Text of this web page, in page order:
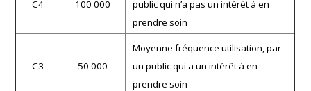
C4 100 000
public qui n’a pas un intérêt à en
prendre soin
C3 50 000
Moyenne fréquence utilisation, par
un public qui a un intérêt à en
prendre soin